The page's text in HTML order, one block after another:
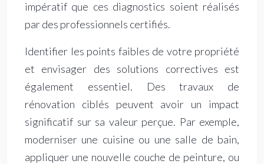
impératif que ces diagnostics soient réalisés
par des professionnels certifiés.
Identifier les points faibles de votre propriété
et envisager des solutions correctives est
également essentiel. Des travaux de
rénovation ciblés peuvent avoir un impact
significatif sur sa valeur perçue. Par exemple,
moderniser une cuisine ou une salle de bain,
appliquer une nouvelle couche de peinture, ou